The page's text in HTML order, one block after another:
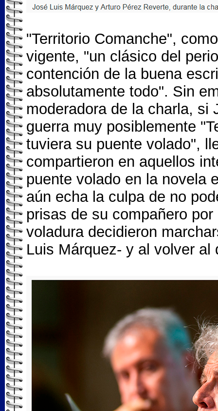
"Territorio Comanche",
vigente, "un clásico del
contención de la buena
absolutamente todo". Sin
moderadora de la charla, si
guerra muy posiblemente
tuviera su puente volado",
compartieron en aquellos
puente volado en la novela
aún echa la culpa de no
prisas de su compañero
voladura decidieron
Luis Márquez- y al volver